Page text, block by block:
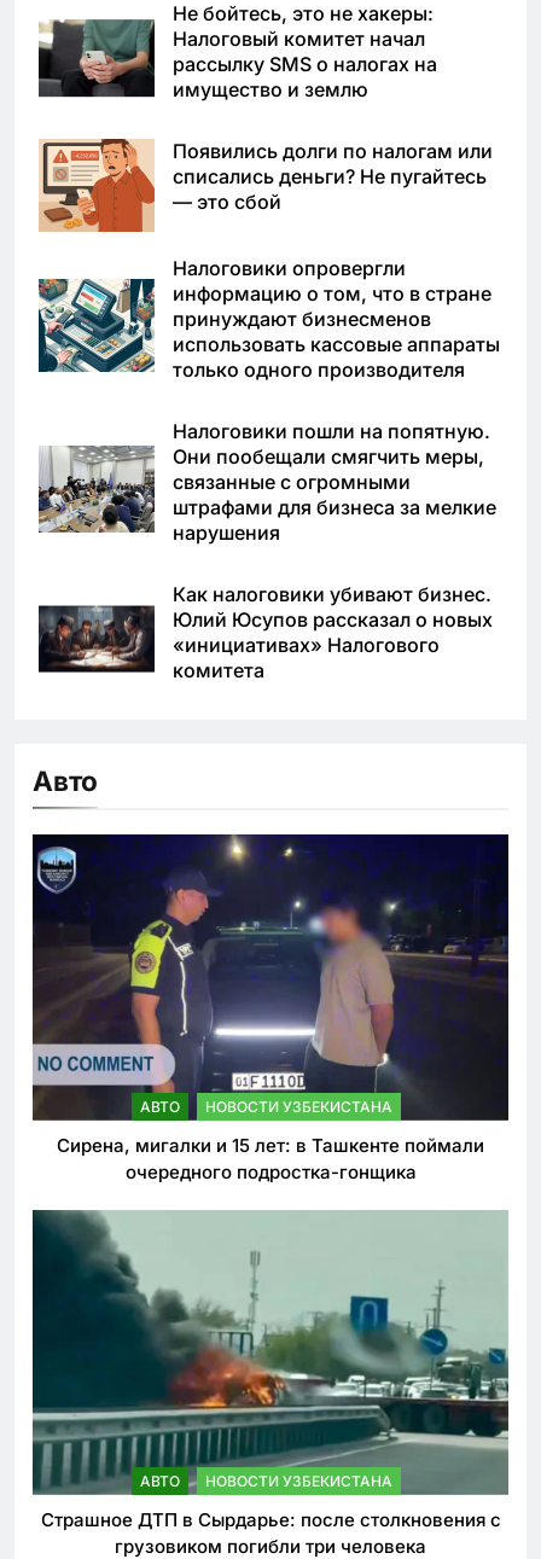
Не бойтесь, это не хакеры:
Налоговый комитет начал
рассылку SMS о налогах на
имущество и землю
Появились долги по налогам или
списались деньги? Не пугайтесь
— это сбой
Налоговики опровергли
информацию о том, что в стране
принуждают бизнесменов
использовать кассовые аппараты
только одного производителя
Налоговики пошли на попятную.
Они пообещали смягчить меры,
связанные с огромными
штрафами для бизнеса за мелкие
нарушения
Как налоговики убивают бизнес.
Юлий Юсупов рассказал о новых
«инициативах» Налогового
комитета
Авто
АВТО НОВОСТИ УЗБЕКИСТАНА
Сирена, мигалки и 15 лет: в Ташкенте поймали
очередного подростка-гонщика
АВТО НОВОСТИ УЗБЕКИСТАНА
Страшное ДТП в Сырдарье: после столкновения с
грузовиком погибли три человека